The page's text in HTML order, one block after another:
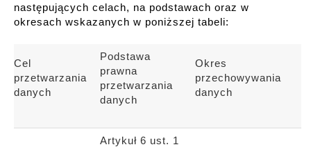
następujących celach, na podstawach oraz w
okresach wskazanych w poniższej tabeli:
Cel
przetwarzania
danych
Podstawa
prawna
przetwarzania
danych
Okres
przechowywania
danych
Artykuł 6 ust. 1